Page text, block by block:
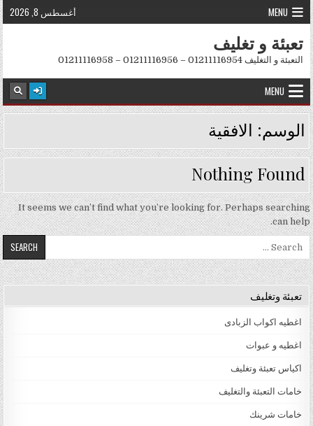
Skip to content
MENU أغسطس 8, 2026
تعبئة و تغليف
التعبئة و التغليف 01211116954 – 01211116956 – 01211116958
MENU
الوسم: الافقية
Nothing Found
It seems we can’t find what you’re looking for. Perhaps searching
can help.
Search for:
تعبئة وتغليف
اغطيه اكواب الزبادى
اغطيه و عبوات
اكياس تعبئة وتغليف
خامات التعبئة والتغليف
خامات شرينك